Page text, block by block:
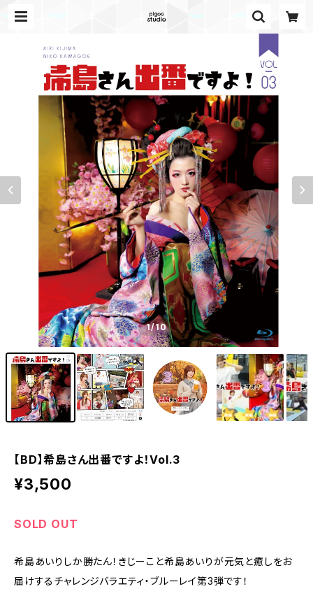
1/10
【BD】希島さん出番ですよ！Vol.3
¥3,500
SOLD OUT
希島あいりしか勝たん！きじーこと希島あいりが元気と癒しをお
届けするチャレンジバラエティ・ブルーレイ第3弾です！